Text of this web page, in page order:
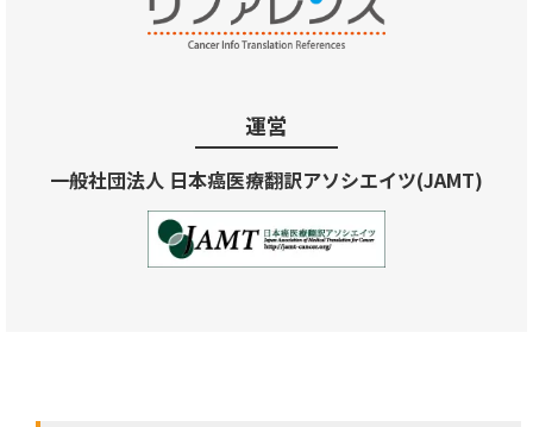
運営
一般社団法人 日本癌医療翻訳アソシエイツ(JAMT)